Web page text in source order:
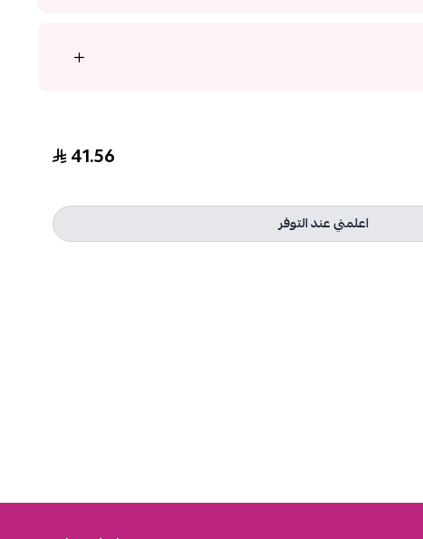
41.56
اعلمني عند التوفر